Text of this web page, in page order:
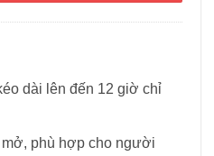
dài lên đến 12 giờ chỉ
phù hợp cho người